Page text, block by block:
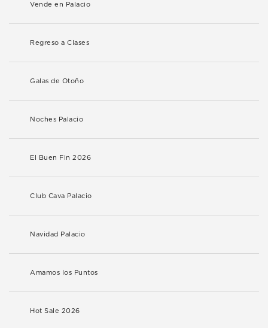
Vende en Palacio
Regreso a Clases
Galas de Otoño
Noches Palacio
El Buen Fin 2026
Club Cava Palacio
Navidad Palacio
Amamos los Puntos
Hot Sale 2026